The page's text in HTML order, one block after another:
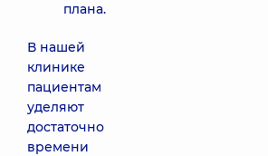
плана.
В нашей
клинике
пациентам
уделяют
достаточно
времени